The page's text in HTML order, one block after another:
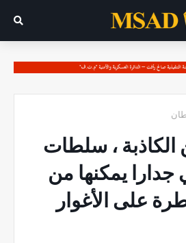
الكاذبة ، سلطات
جدارا يمكنها من
على الأغوار